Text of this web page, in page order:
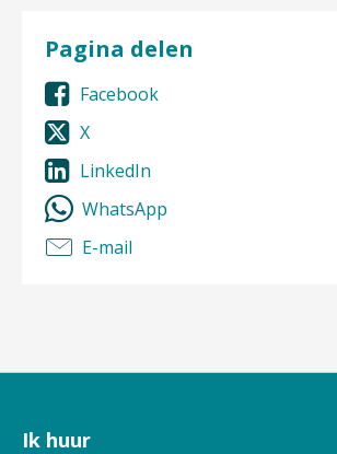
Pagina delen
Facebook
X
LinkedIn
WhatsApp
E-mail
Contactinformatie
Ik huur